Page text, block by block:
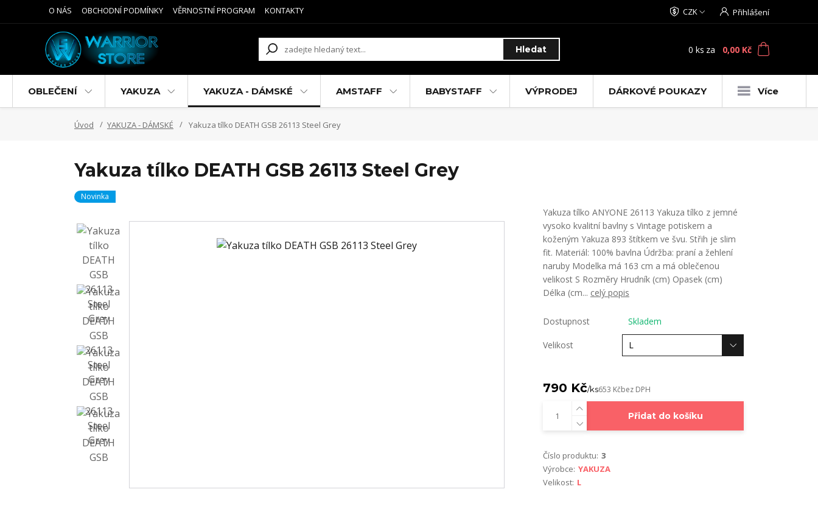
O NÁS OBCHODNÍ PODMÍNKY VĚRNOSTNÍ PROGRAM KONTAKTY CZK Přihlášení
Hledat 0 ks za 0,00 Kč
OBLEČENÍ YAKUZA YAKUZA - DÁMSKÉ AMSTAFF BABYSTAFF VÝPRODEJ DÁRKOVÉ POUKAZY Více
Úvod YAKUZA - DÁMSKÉ Yakuza tílko DEATH GSB 26113 Steel Grey
Yakuza tílko DEATH GSB 26113 Steel Grey
Novinka
Yakuza tílko ANYONE 26113 Yakuza tílko z jemné
vysoko kvalitní bavlny s Vintage potiskem a
koženým Yakuza 893 štítkem ve švu. Střih je slim
fit. Materiál: 100% bavlna Údržba: praní a žehlení
naruby Modelka má 163 cm a má oblečenou
velikost S Rozměry Hrudník (cm) Opasek (cm)
Délka (cm... celý popis
Dostupnost Skladem
Velikost
790 Kč/ks653 Kčbez DPH
Přidat do košíku
Číslo produktu: 3
Výrobce: YAKUZA
Velikost: L